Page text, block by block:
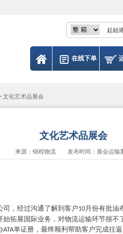
起始
在线下单
文化艺术品展会
文化艺术品展会
来源：锦程物流 发布时间：展会运输
司，经过沟通了解到客户10月份有批油
始拓展国际业务，对物流运输环节很
ATA单证册，最终顺利帮助客户完成往返